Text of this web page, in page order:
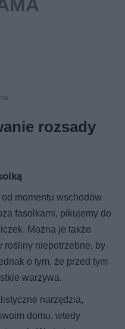
rozsady
momentu wschodów
fasolkami, pikujemy do
Można je także
rośliny niepotrzebne, by
o tym, że przed tym
warzywa.
narzędzia,
domu, wtedy